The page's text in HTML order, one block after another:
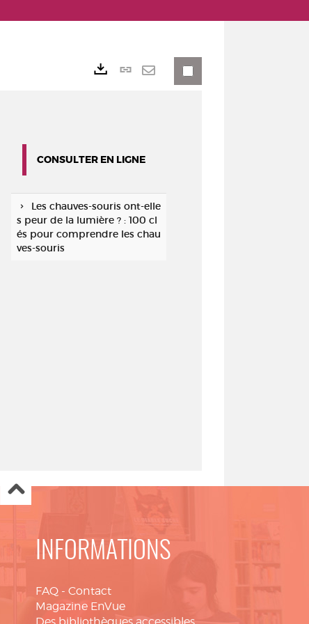
Lien
CONSULTER EN LIGNE
Les chauves-souris ont-elle
s peur de la lumière ? : 100 cl
és pour comprendre les chau
ves-souris
INFORMATIONS
FAQ - Contact
Magazine EnVue